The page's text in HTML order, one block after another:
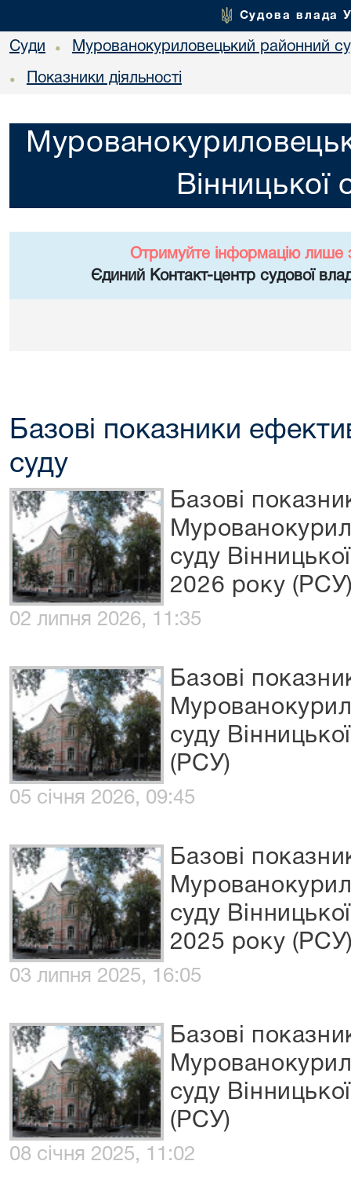
Судова влада
Суди • Мурованокуриловецький районний
• Показники діяльності
Вінницької
Отримуйте інформацію лише
Єдиний Контакт-центр судової
Базові показники
суду
Базові
суду
2026 року
02 липня 2026, 11:35
Базові
суду
(РСУ)
05 січня 2026, 09:45
Базові
суду
2025 року
03 липня 2025, 16:05
Базові
суду
(РСУ)
08 січня 2025, 11:02